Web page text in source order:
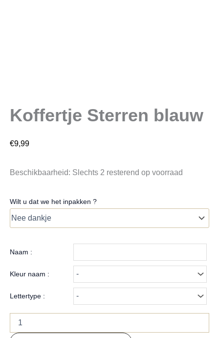
Koffertje Sterren blauw
€9,99
Beschikbaarheid: Slechts 2 resterend op voorraad
Wilt u dat we het inpakken ?
Naam :
Kleur naam :
Lettertype :